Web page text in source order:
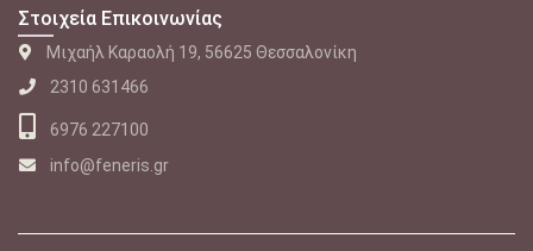
Στοιχεία Επικοινωνίας
Μιχαήλ Καραολή 19, 56625 Θεσσαλονίκη
2310 631466
6976 227100
info@feneris.gr